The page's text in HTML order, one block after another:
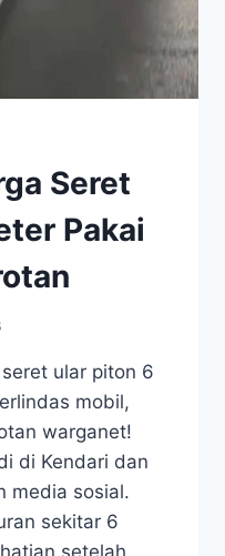
Seret
Pakai
ular piton 6
mobil,
warganet!
di Kendari dan
media sosial.
sekitar 6
setelah